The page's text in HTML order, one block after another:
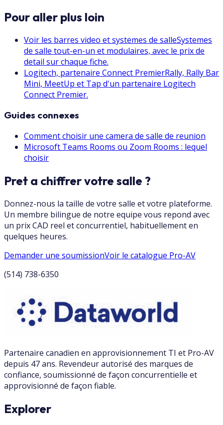
Pour aller plus loin
Voir les barres video et systemes de salleSystemes
de salle tout-en-un et modulaires, avec le prix de
detail sur chaque fiche.
Logitech, partenaire Connect PremierRally, Rally Bar
Mini, MeetUp et Tap d'un partenaire Logitech
Connect Premier.
Guides connexes
Comment choisir une camera de salle de reunion
Microsoft Teams Rooms ou Zoom Rooms : lequel
choisir
Pret a chiffrer votre salle ?
Donnez-nous la taille de votre salle et votre plateforme.
Un membre bilingue de notre equipe vous repond avec
un prix CAD reel et concurrentiel, habituellement en
quelques heures.
Demander une soumissionVoir le catalogue Pro-AV
(514) 738-6350
Partenaire canadien en approvisionnement TI et Pro-AV
depuis 47 ans. Revendeur autorisé des marques de
confiance, soumissionné de façon concurrentielle et
approvisionné de façon fiable.
Explorer